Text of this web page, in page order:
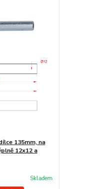
135mm, na
12x12 a
Skladem